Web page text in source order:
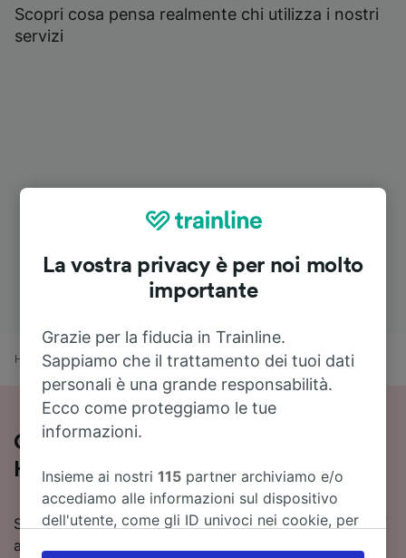
Scopri cosa pensa realmente chi utilizza i nostri
servizi
Home Orari treni Ingolstadt Hbf a Vohburg
Come viaggiare in treno da Ingolstadt
Hbf a Vohburg
Stai pianificando un viaggio in treno da Ingolstadt Hbf
a Vohburg? Consulta orari aggiornati, prezzi e
La vostra privacy è per noi molto
importante
Grazie per la fiducia in Trainline.
Sappiamo che il trattamento dei tuoi dati
personali è una grande responsabilità.
Ecco come proteggiamo le tue
informazioni.
Insieme ai nostri115 partner archiviamo e/o
accediamo alle informazioni sul dispositivo
dell'utente, come gli ID univoci nei cookie, per